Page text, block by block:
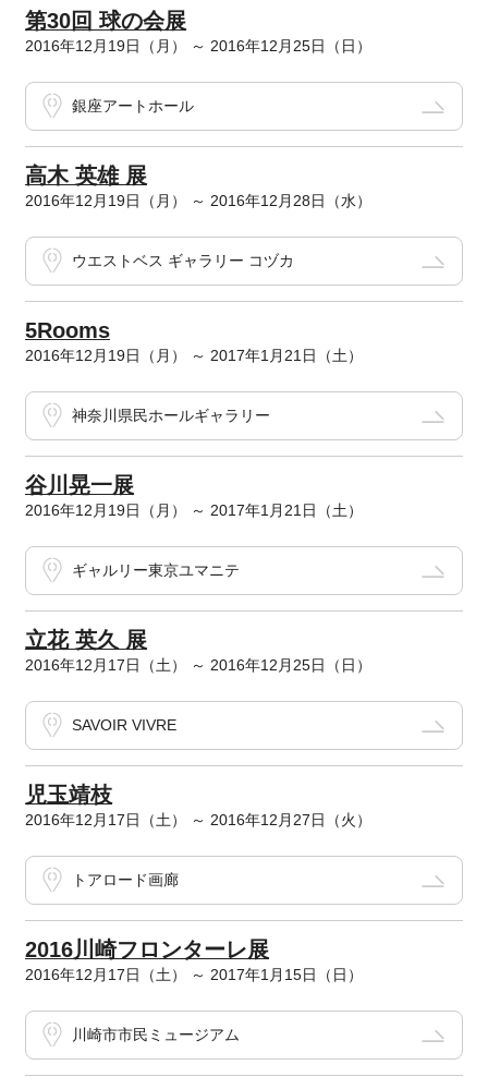
第30回 球の会展
2016年12月19日（月） ～ 2016年12月25日（日）
銀座アートホール
高木 英雄 展
2016年12月19日（月） ～ 2016年12月28日（水）
ウエストベス ギャラリー コヅカ
5Rooms
2016年12月19日（月） ～ 2017年1月21日（土）
神奈川県民ホールギャラリー
谷川晃一展
2016年12月19日（月） ～ 2017年1月21日（土）
ギャルリー東京ユマニテ
立花 英久 展
2016年12月17日（土） ～ 2016年12月25日（日）
SAVOIR VIVRE
児玉靖枝
2016年12月17日（土） ～ 2016年12月27日（火）
トアロード画廊
2016川崎フロンターレ展
2016年12月17日（土） ～ 2017年1月15日（日）
川崎市市民ミュージアム